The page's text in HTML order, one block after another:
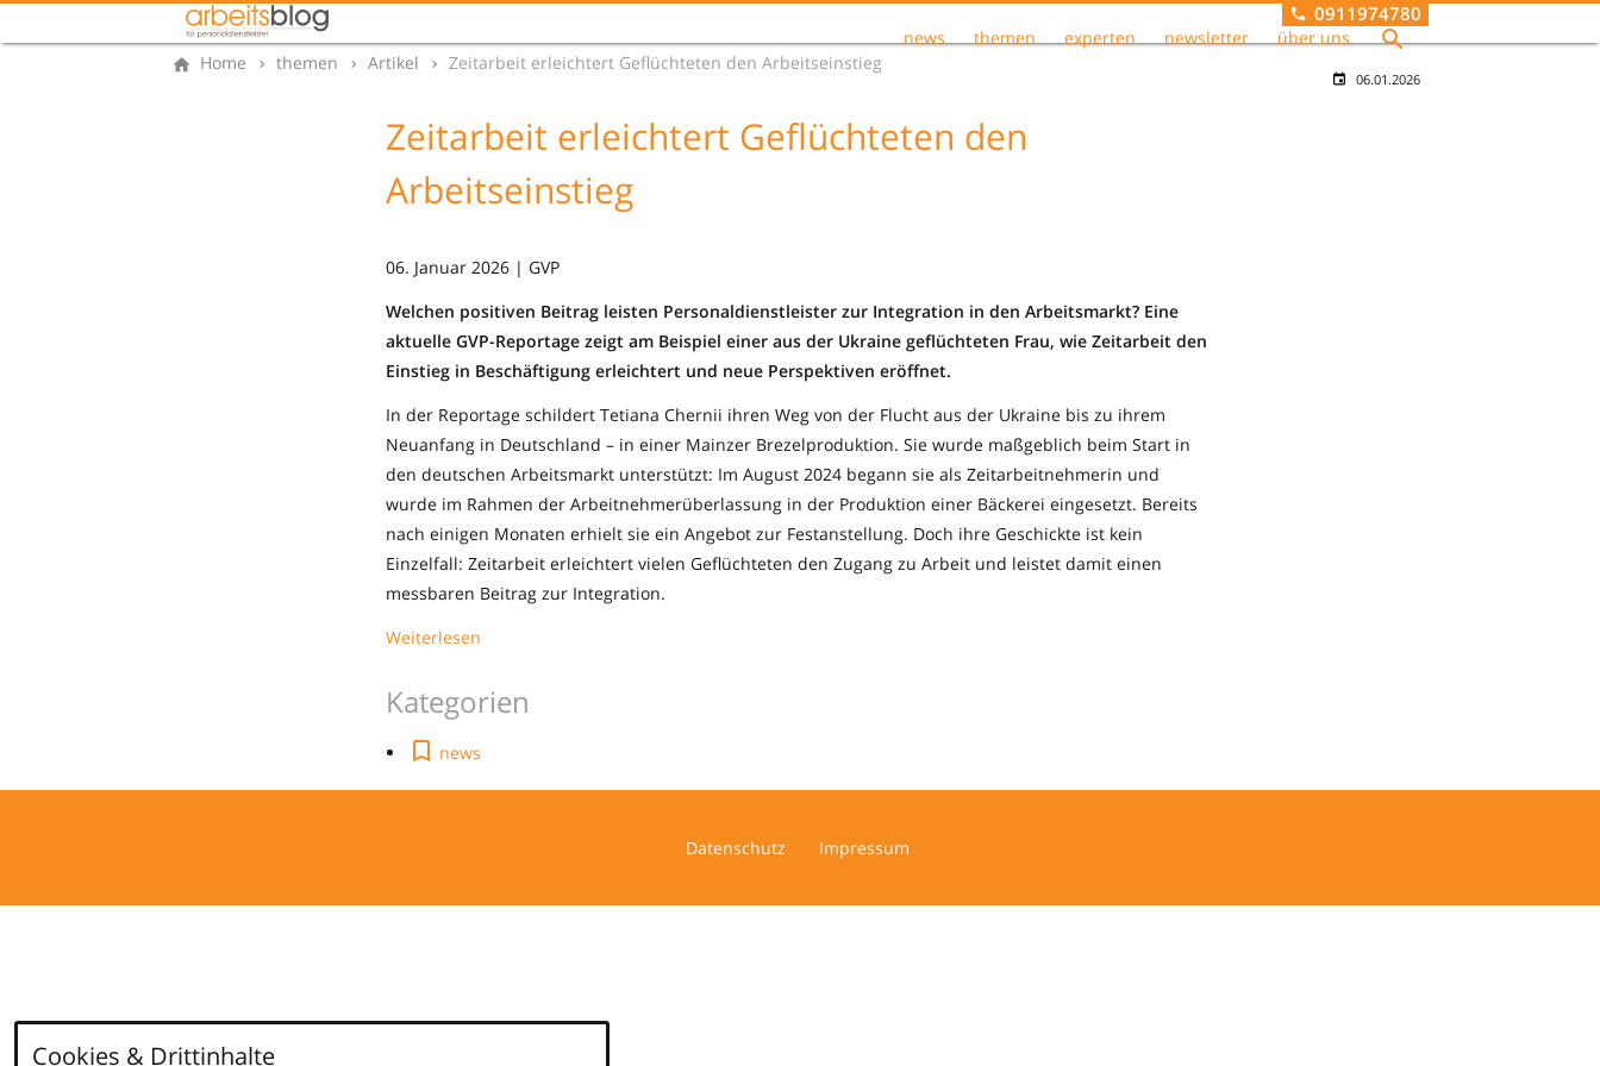
news themen experten newsletter über uns
0911974780
Home themen Artikel Zeitarbeit erleichtert Geflüchteten den Arbeitseinstieg
06.01.2026
Zeitarbeit erleichtert Geflüchteten den
Arbeitseinstieg
06. Januar 2026 | GVP
Welchen positiven Beitrag leisten Personaldienstleister zur Integration in den Arbeitsmarkt? Eine
aktuelle GVP-Reportage zeigt am Beispiel einer aus der Ukraine geflüchteten Frau, wie Zeitarbeit den
Einstieg in Beschäftigung erleichtert und neue Perspektiven eröffnet.
In der Reportage schildert Tetiana Chernii ihren Weg von der Flucht aus der Ukraine bis zu ihrem
Neuanfang in Deutschland – in einer Mainzer Brezelproduktion. Sie wurde maßgeblich beim Start in
den deutschen Arbeitsmarkt unterstützt: Im August 2024 begann sie als Zeitarbeitnehmerin und
wurde im Rahmen der Arbeitnehmerüberlassung in der Produktion einer Bäckerei eingesetzt. Bereits
nach einigen Monaten erhielt sie ein Angebot zur Festanstellung. Doch ihre Geschickte ist kein
Einzelfall: Zeitarbeit erleichtert vielen Geflüchteten den Zugang zu Arbeit und leistet damit einen
messbaren Beitrag zur Integration.
Weiterlesen
Kategorien
news
Datenschutz Impressum
Cookies & Drittinhalte